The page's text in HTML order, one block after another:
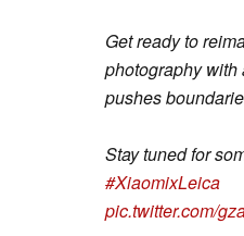
Get ready to
photography with
pushes
Stay tuned for
#XiaomixLeica
pic.twitter.com/